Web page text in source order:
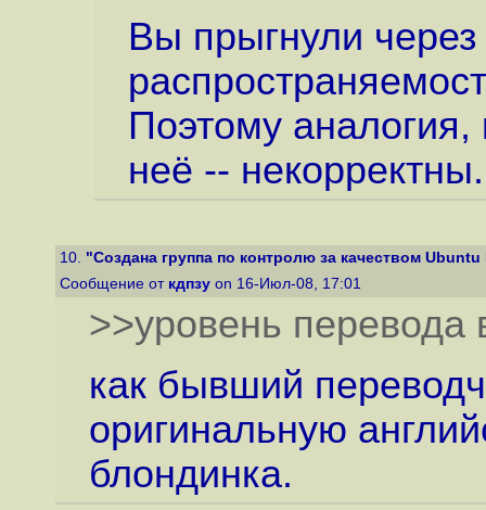
Вы прыгнули
Поэтому
неё -- некорректны.
10. "Создана группа по контролю за качеством
Сообщение от кдпзу on 16-Июл-08, 17:01
>>уровень перевода
как бывший
оригинальную
блондинка.